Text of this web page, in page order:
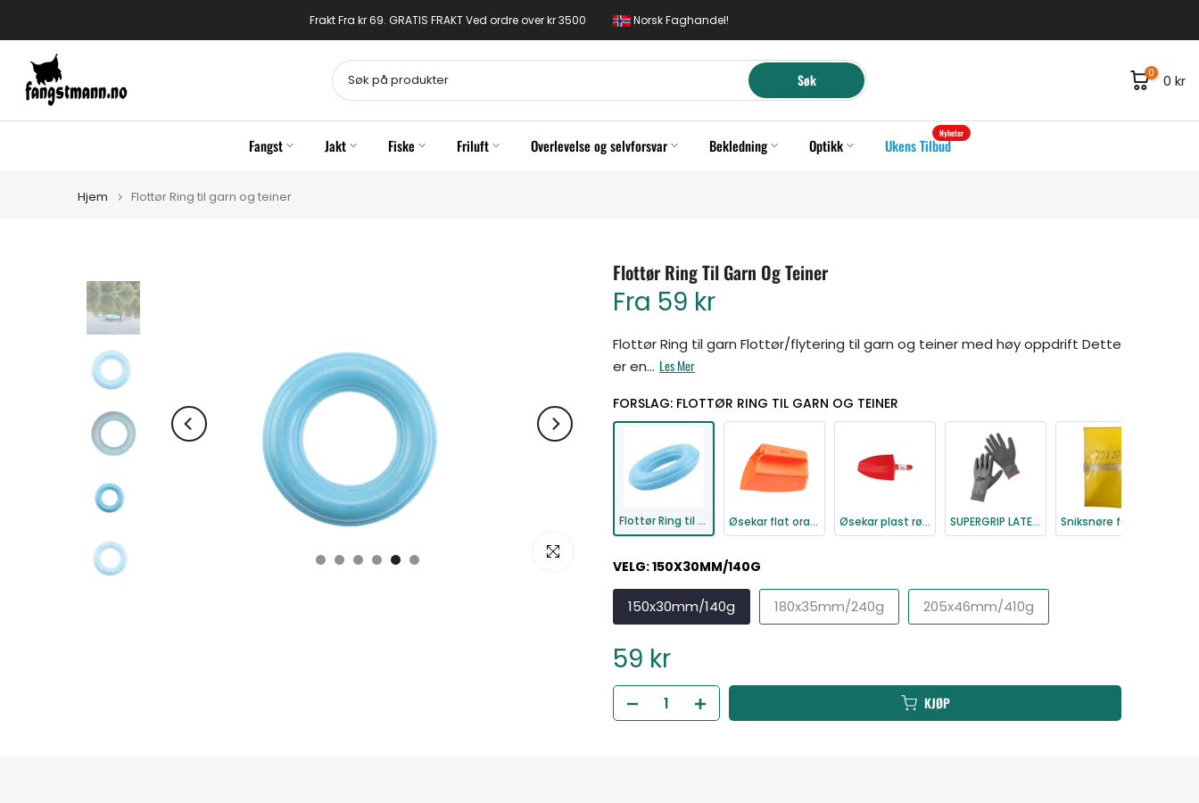
til
innhold
Frakt Fra kr 69. GRATIS FRAKT Ved ordre over kr 3500 Norsk Faghandel!
Søk 0 0 kr
Fangst Jakt Fiske Friluft Overlevelse og selvforsvar Bekledning Optikk Ukens Tilbud
Nyheter
Hjem Flottør Ring til garn og teiner
Klikk for å forstørre
Flottør Ring Til Garn Og Teiner
Fra 59 kr
Flottør Ring til garn Flottør/flytering til garn og teiner med høy oppdrift Dette
er en... Les Mer
FORSLAG: FLOTTØR RING TIL GARN OG TEINER
Flottør Ring til garn og teiner Øsekar flat orange Øsekar plast rødt SUPERGRIP LATEX FISKEHANSKE | SCIERRA
VELG:150X30MM/140G
150x30mm/140g 180x35mm/240g 205x46mm/410g
59 kr
KJØP